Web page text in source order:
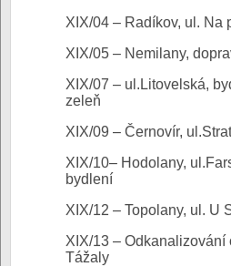
XIX/04 – Radíkov, ul. Na
XIX/05 – Nemilany,
XIX/07 – ul.Litovelská,
zeleň
XIX/09 – Černovír,
XIX/10– Hodolany,
bydlení
XIX/12 – Topolany, ul. U
XIX/13 – Odkanalizování
Tážaly